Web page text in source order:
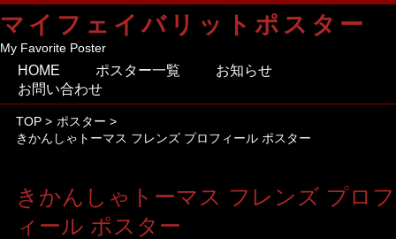
マイフェイバリットポスター
My Favorite Poster
HOME ポスター一覧
お知らせ
お問い合わせ
TOP > ポスター >
きかんしゃトーマス フレンズ プロフィール ポスター
きかんしゃトーマス フレンズ プロフ
ィール ポスター